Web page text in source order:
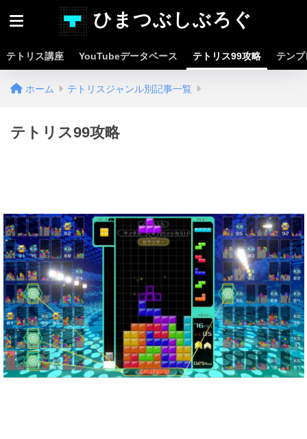
ひまつぶしぶろぐ
テトリス講座 YouTubeデータベース テトリス99攻略 テン
ホーム テトリスジャンル別記事一覧
テトリス99攻略